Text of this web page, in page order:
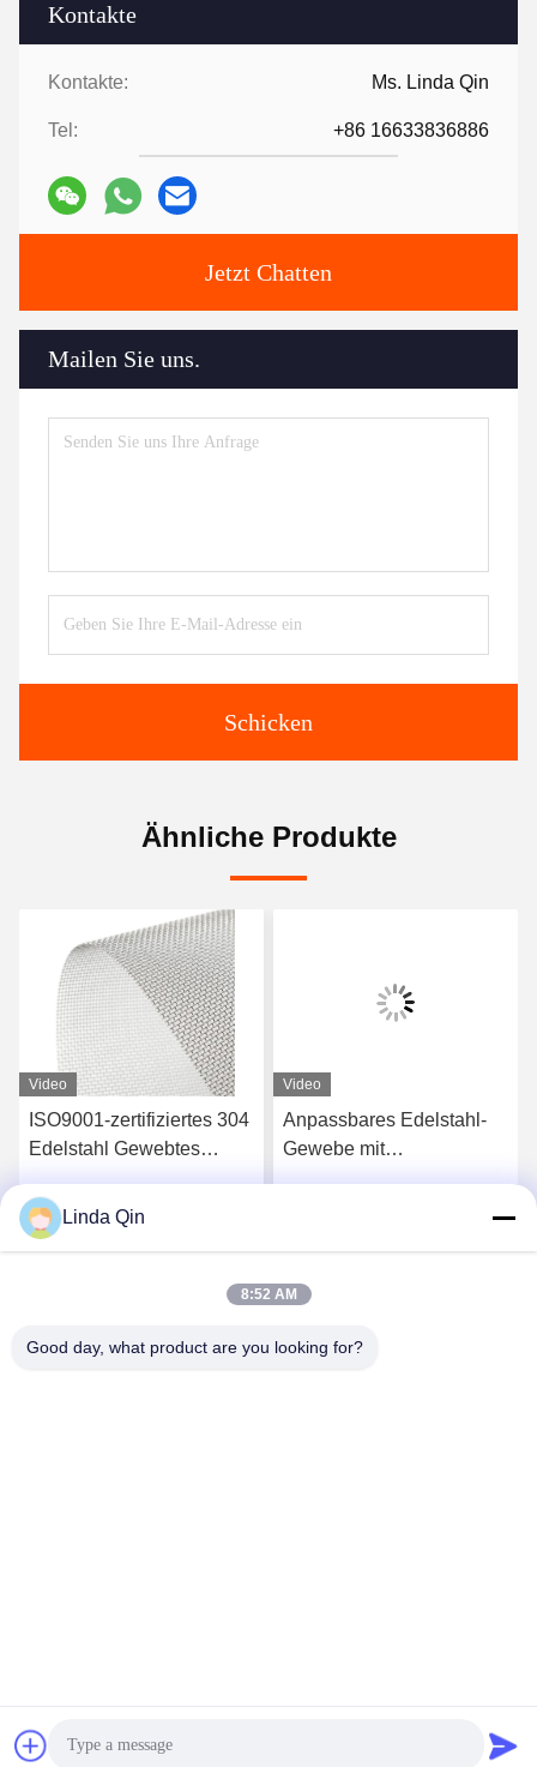
Kontakte
Kontakte: Ms. Linda Qin
Tel: +86 16633836886
Jetzt Chatten
Mailen Sie uns.
Schicken
Ähnliche Produkte
Video
Anpassbares Edelstahl-
Gewebe mit
Alkalibeständigkeit
Jetzt Chatten
Video
20-400 Mikron 304 316
Edelstahl Gewebtes
Lieferant. Copyright © 2023-2026 Anping Bingze Wire Mesh
Products Co.,Ltd Alle Rechte vorbehalten.
Linda Qin
8:52 AM
Good day, what product are you looking for?